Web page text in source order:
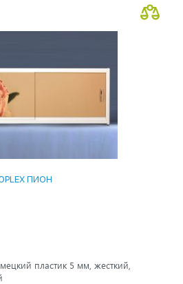
ПИОН
пластик 5 мм, жесткий,